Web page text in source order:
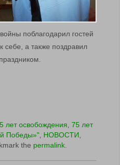
поблагодарил гостей
себе, а также поздравил
лет освобождения, 75 лет
Победы»", НОВОСТИ,
the permalink.